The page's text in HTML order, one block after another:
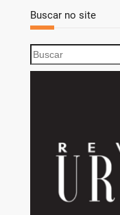
Buscar no site
S
e